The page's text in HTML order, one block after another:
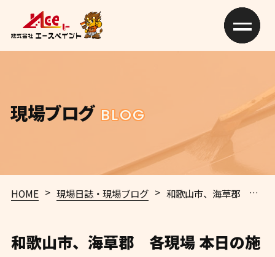
現場ブログ BLOG
HOME > 現場日誌・現場ブログ > 和歌山市、海草郡 各現場 本日の施工報告
和歌山市、海草郡 各現場 本日の施